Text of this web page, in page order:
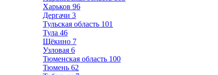
Харьков 96
Дергачи 3
Тульская область 101
Тула 46
Щёкино 7
Узловая 6
Тюменская область 100
Тюмень 62